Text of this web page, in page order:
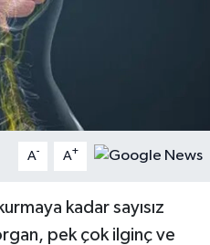
A- A+
kadar sayısız
pek çok ilginç ve